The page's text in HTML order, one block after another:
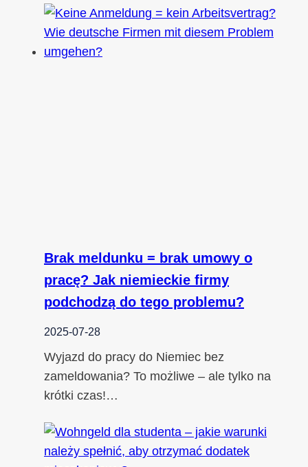
Brak meldunku = brak umowy o
pracę? Jak niemieckie firmy
podchodzą do tego problemu?
2025-07-28
Wyjazd do pracy do Niemiec bez
zameldowania? To możliwe – ale tylko na
krótki czas!…